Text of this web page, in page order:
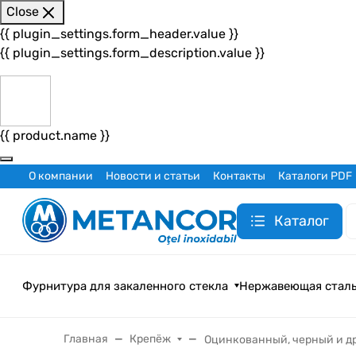
Close
{{ plugin_settings.form_header.value }}
{{ plugin_settings.form_description.value }}
{{ product.name }}
О компании Новости и статьи Контакты Каталоги PDF
Каталог
Фурнитура для закаленного стекла Нержавеющая
Главная Крепёж Оцинкованный, черный и